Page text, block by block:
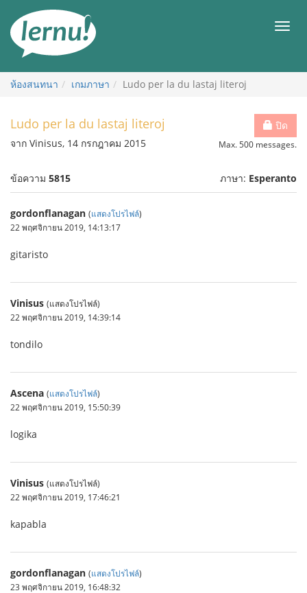
สารบัญ
เมนู
ห้องสนทนา เกมภาษา Ludo per la du lastaj literoj
ปิด
Max. 500 messages.
Ludo per la du lastaj literoj
จาก Vinisus, 14 กรกฎาคม 2015
ข้อความ 5815 ภาษา: Esperanto
gordonflanagan (แสดงโปรไฟล์)
22 พฤศจิกายน 2019, 14:13:17
gitaristo
Vinisus (แสดงโปรไฟล์)
22 พฤศจิกายน 2019, 14:39:14
tondilo
Ascena (แสดงโปรไฟล์)
22 พฤศจิกายน 2019, 15:50:39
logika
Vinisus (แสดงโปรไฟล์)
22 พฤศจิกายน 2019, 17:46:21
kapabla
gordonflanagan (แสดงโปรไฟล์)
23 พฤศจิกายน 2019, 16:48:32